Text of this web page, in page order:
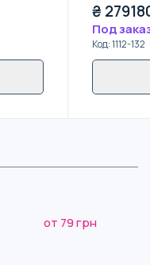
₴
Под
Код:1112-132
от 79 грн